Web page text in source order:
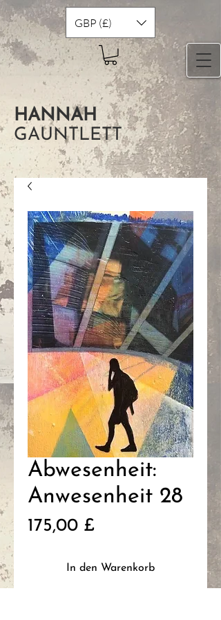
GBP (£)
HANNAH
GAUNTLETT
Abwesenheit:
Anwesenheit 28
175,00 £Preis
In den Warenkorb